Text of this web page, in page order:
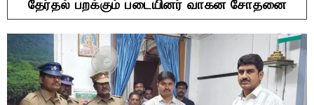
தேர்தல் பறக்கும் படையினர் வாகன சோதனை